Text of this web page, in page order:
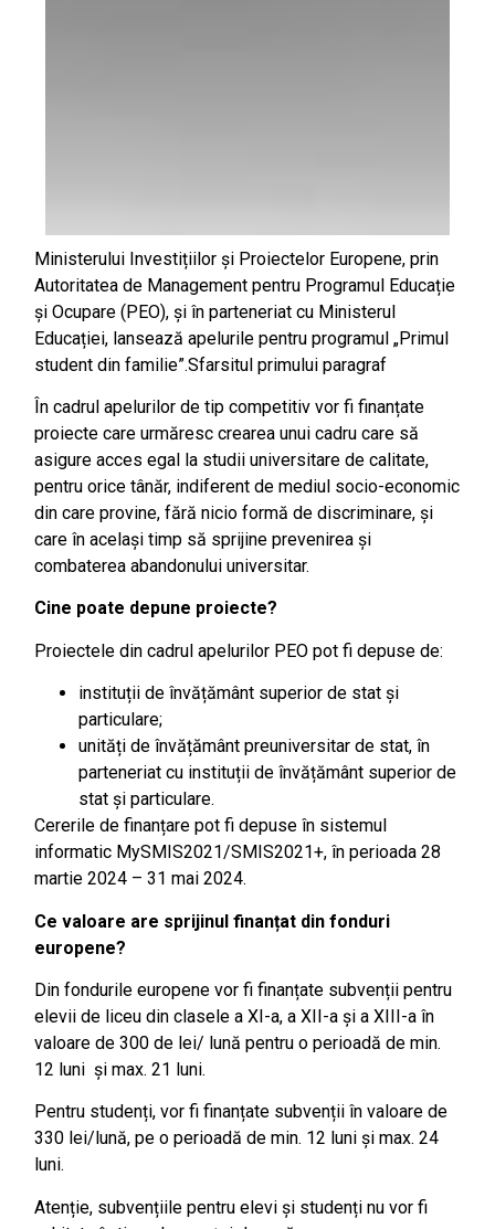
Ministerului Investițiilor și Proiectelor Europene, prin
Autoritatea de Management pentru Programul Educație
și Ocupare (PEO), și în parteneriat cu Ministerul
Educației, lansează apelurile pentru programul „Primul
student din familie”.Sfarsitul primului paragraf
În cadrul apelurilor de tip competitiv vor fi finanțate
proiecte care urmăresc crearea unui cadru care să
asigure acces egal la studii universitare de calitate,
pentru orice tânăr, indiferent de mediul socio-economic
din care provine, fără nicio formă de discriminare, și
care în același timp să sprijine prevenirea și
combaterea abandonului universitar.
Cine poate depune proiecte?
Proiectele din cadrul apelurilor PEO pot fi depuse de:
instituții de învățământ superior de stat și
particulare;
unități de învățământ preuniversitar de stat, în
parteneriat cu instituții de învățământ superior de
stat și particulare.
Cererile de finanțare pot fi depuse în sistemul
informatic MySMIS2021/SMIS2021+, în perioada 28
martie 2024 – 31 mai 2024.
Ce valoare are sprijinul finanțat din fonduri
europene?
Din fondurile europene vor fi finanțate subvenții pentru
elevii de liceu din clasele a XI-a, a XII-a și a XIII-a în
valoare de 300 de lei/ lună pentru o perioadă de min.
12 luni și max. 21 luni.
Pentru studenți, vor fi finanțate subvenții în valoare de
330 lei/lună, pe o perioadă de min. 12 luni și max. 24
luni.
Atenție, subvențiile pentru elevi și studenți nu vor fi